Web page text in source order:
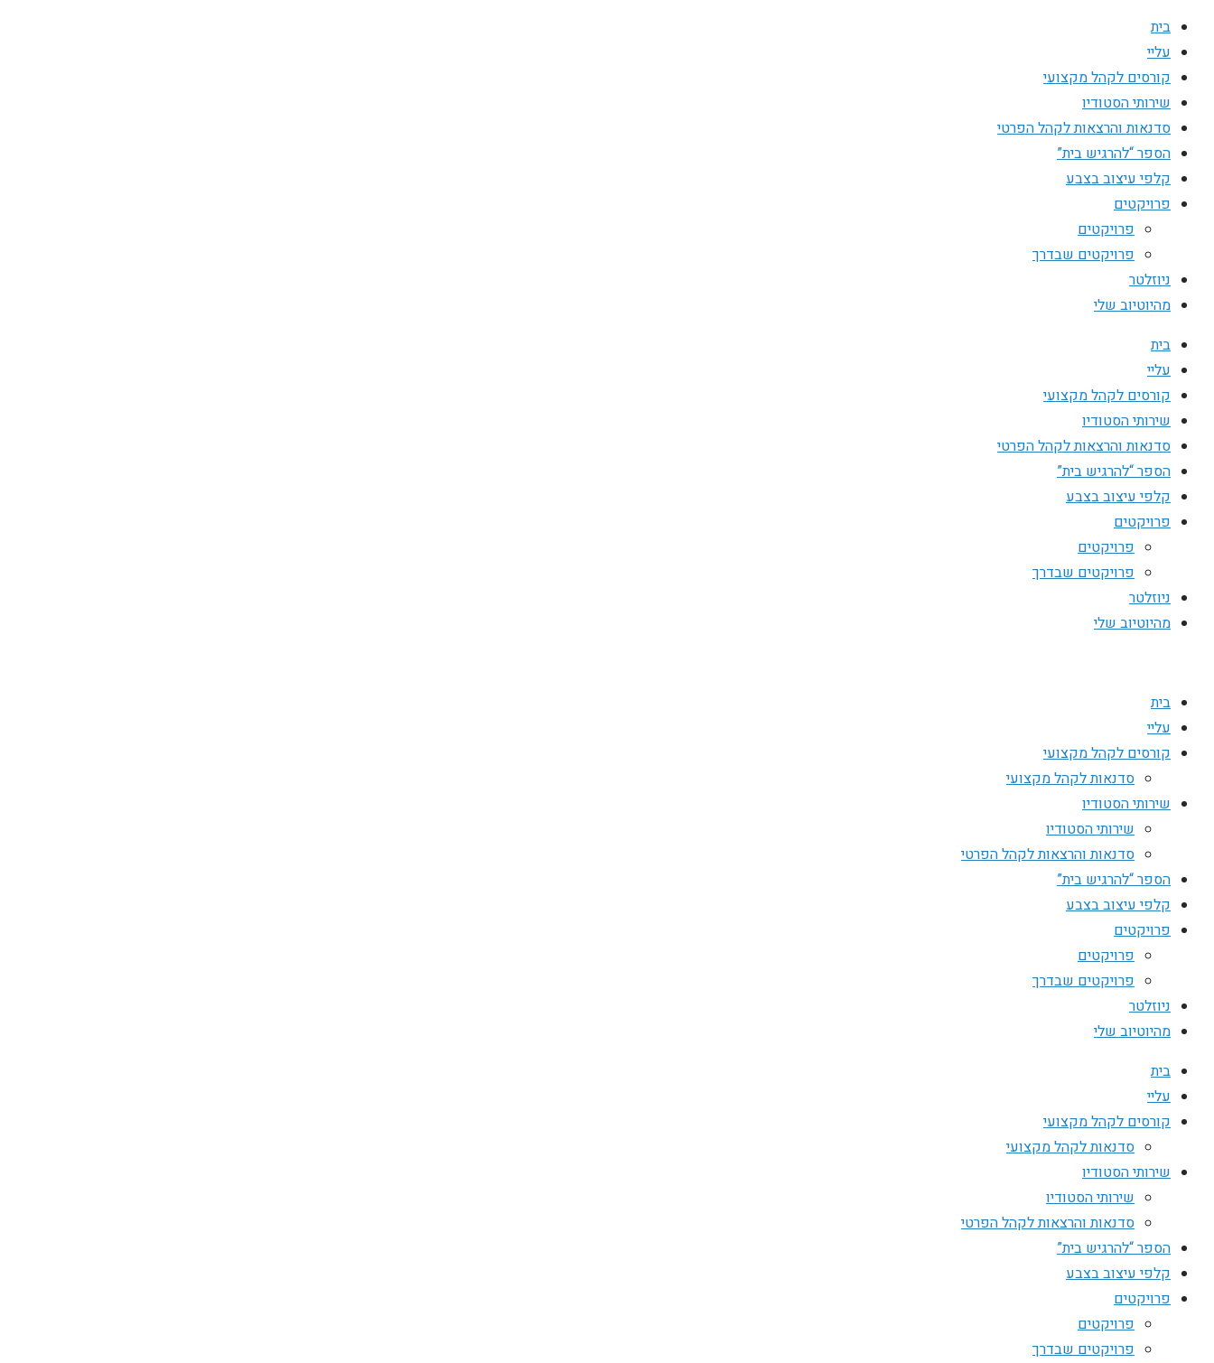
בית
עליי
קורסים לקהל מקצועי
שירותי הסטודיו
סדנאות והרצאות לקהל הפרטי
הספר “להרגיש בית”
קלפי עיצוב בצבע
פרויקטים
פרויקטים
פרויקטים שבדרך
ניוזלטר
מהיוטיוב שלי
בית
עליי
קורסים לקהל מקצועי
שירותי הסטודיו
סדנאות והרצאות לקהל הפרטי
הספר “להרגיש בית”
קלפי עיצוב בצבע
פרויקטים
פרויקטים
פרויקטים שבדרך
ניוזלטר
מהיוטיוב שלי
בית
עליי
קורסים לקהל מקצועי
סדנאות לקהל מקצועי
שירותי הסטודיו
שירותי הסטודיו
סדנאות והרצאות לקהל הפרטי
הספר “להרגיש בית”
קלפי עיצוב בצבע
פרויקטים
פרויקטים
פרויקטים שבדרך
ניוזלטר
מהיוטיוב שלי
בית
עליי
קורסים לקהל מקצועי
סדנאות לקהל מקצועי
שירותי הסטודיו
שירותי הסטודיו
סדנאות והרצאות לקהל הפרטי
הספר “להרגיש בית”
קלפי עיצוב בצבע
פרויקטים
פרויקטים
פרויקטים שבדרך